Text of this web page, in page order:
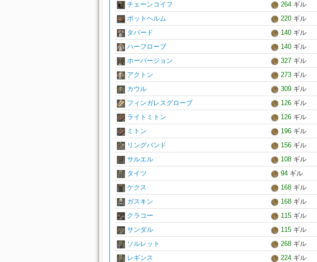
チェーンコイフ
264 ギル
ポットヘルム
220 ギル
タバード
140 ギル
ハーフローブ
140 ギル
ホーバージョン
327 ギル
アクトン
273 ギル
カウル
309 ギル
フィンガレスグローブ
126 ギル
ライトミトン
126 ギル
ミトン
196 ギル
リングバンド
156 ギル
サルエル
108 ギル
タイツ
94 ギル
ケクス
168 ギル
ガスキン
168 ギル
クラコー
115 ギル
サンダル
115 ギル
ソルレット
268 ギル
レギンス
224 ギル